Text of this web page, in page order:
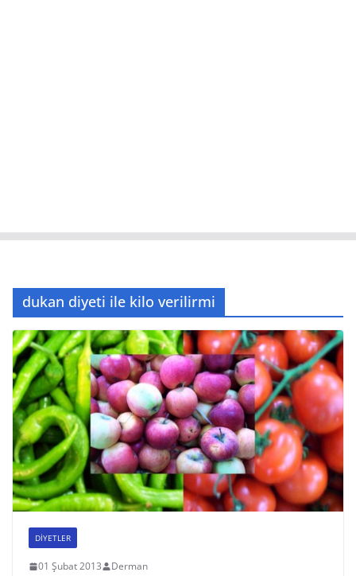
dukan diyeti ile kilo verilirmi
DİYETLER
01 Şubat 2013 Derman